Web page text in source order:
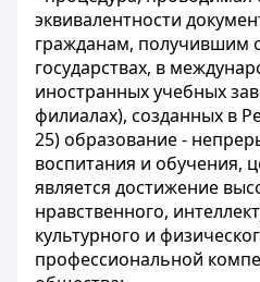
эквивалентности
гражданам, получившим
государствах, в
иностранных учебных
филиалах), созданных в
25) образование -
воспитания и обучения,
является достижение
нравственного,
культурного и
профессиональной